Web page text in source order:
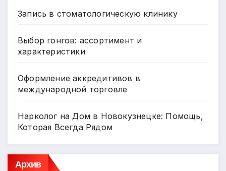
Запись в стоматологическую клинику
Выбор гонгов: ассортимент и
характеристики
Оформление аккредитивов в
международной торговле
Нарколог на Дом в Новокузнецке: Помощь,
Которая Всегда Рядом
Архив